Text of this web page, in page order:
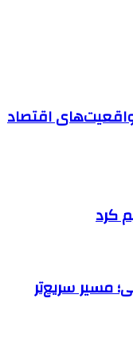
واقعیت‌های اقتصاد
مسیر سریع‌تر